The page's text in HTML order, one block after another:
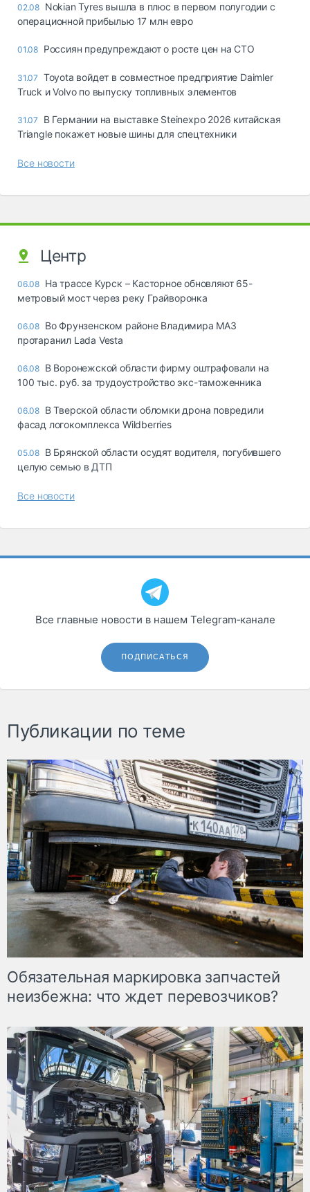
02.08 Nokian Tyres вышла в плюс в первом полугодии с
операционной прибылью 17 млн евро
01.08 Россиян предупреждают о росте цен на СТО
31.07 Toyota войдет в совместное предприятие Daimler
Truck и Volvo по выпуску топливных элементов
31.07
В Германии на выставке Steinexpo 2026 китайская
Triangle покажет новые шины для спецтехники
Все новости
Центр
06.08 На трассе Курск – Касторное обновляют 65-
метровый мост через реку Грайворонка
06.08 Во Фрунзенском районе Владимира МАЗ
протаранил Lada Vesta
06.08 В Воронежской области фирму оштрафовали на
100 тыс. руб. за трудоустройство экс-таможенника
06.08 В Тверской области обломки дрона повредили
фасад логокомплекса Wildberries
05.08 В Брянской области осудят водителя, погубившего
целую семью в ДТП
Все новости
Все главные новости в нашем Telegram‑канале
ПОДПИСАТЬСЯ
Публикации по теме
Обязательная маркировка запчастей
неизбежна: что ждет перевозчиков?